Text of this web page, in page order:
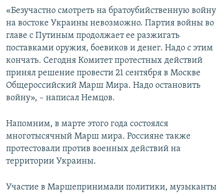
ELIFBE
УКРАИНСКАЯ ПРОБЛЕМА КРЫМА
Все сайты RFE/RL
«Безучастно смотреть на братоубийственную войну
на востоке Украины невозможно. Партия войны во
главе с Путиным продолжает ее разжигать
поставками оружия, боевиков и денег. Надо с этим
кончать. Сегодня Комитет протестных действий
принял решение провести 21 сентября в Москве
Общероссийский Марш Мира. Надо остановить
войну», – написал Немцов.
Напомним, в марте этого года состоялся
многотысячный Марш мира. Россияне также
протестовали против военных действий на
территории Украины.
Участие в Маршепринимали политики, музыканты